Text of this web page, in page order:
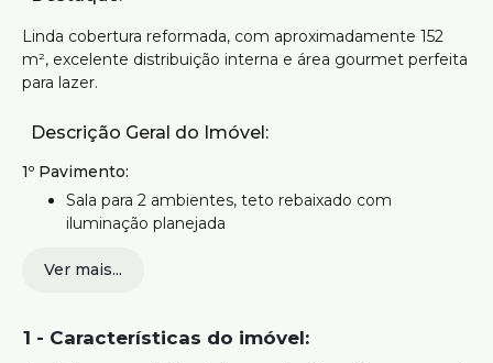
Linda cobertura reformada, com aproximadamente 152
m², excelente distribuição interna e área gourmet perfeita
para lazer.
Descrição Geral do Imóvel:
1º Pavimento:
Sala para 2 ambientes, teto rebaixado com
iluminação planejada
3 quartos com armários, sendo 1 suíte
Cozinha planejada com armários novos
Ver mais...
1 - Características do imóvel: